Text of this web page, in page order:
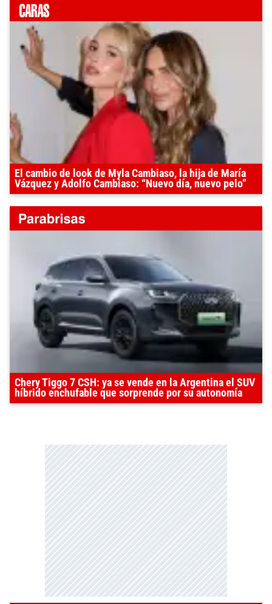
El cambio de look de Myla Cambiaso, la hija de María
Vázquez y Adolfo Cambiaso: “Nuevo día, nuevo pelo”
Chery Tiggo 7 CSH: ya se vende en la Argentina el SUV
híbrido enchufable que sorprende por su autonomía